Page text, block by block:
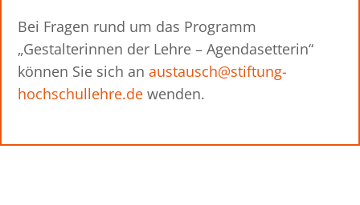
Bei Fragen rund um das Programm
„Gestalterinnen der Lehre – Agendasetterin“
können Sie sich an austausch@stiftung-
hochschullehre.de wenden.